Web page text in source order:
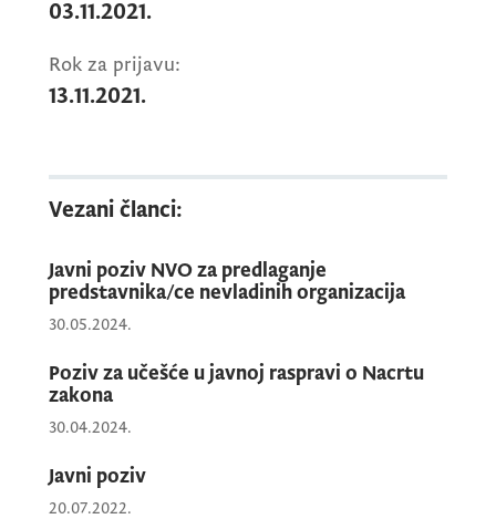
protiv organizovanog kriminala i jačanju
međunarodne saradnju, kako bi se sačuvale
Broj predstavnika/ca nevladinih organizacija
Nevladina organizacija može predložiti samo
radnoj grupi.
Više nevladinih organizacija mogu predložiti
istog/u kandidata/kinju.
03.11.2021.
Rok za prijavu:
13.11.2021.
Vezani članci:
Javni poziv NVO za predlaganje
predstavnika/ce nevladinih organizacija
30.05.2024.
Poziv za učešće u javnoj raspravi o Nacrtu
zakona
30.04.2024.
Javni poziv
20.07.2022.